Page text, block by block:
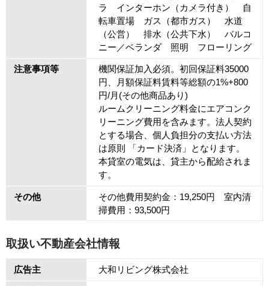
ラ インターホン（カメラ付き） 自
転車置場 ガス（都市ガス） 水道
（公営） 排水（公共下水） バルコ
ニー／ベランダ 照明 フローリング
注意事項等
機関保証加入必須。初回保証料35000
円、月額保証料賃料等総額の1%+800
円/月(その他商品あり)
ルームクリーニング料金にエアコンク
リーニング費用を含みます。法人契約
とする場合、個人負担分の支払い方法
は原則 「カード決済」となります。
本貸室の電気は、貸主から配給されま
す。
その他
その他費用契約金：19,250円 室内清
掃費用：93,500円
取扱い不動産会社情報
広告主 大和リビング株式会社